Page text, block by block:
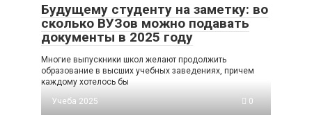
Будущему студенту на заметку: во
сколько ВУЗов можно подавать
документы в 2025 году
Многие выпускники школ желают продолжить
образование в высших учебных заведениях, причем
каждому хотелось бы
Учеба 2025
0